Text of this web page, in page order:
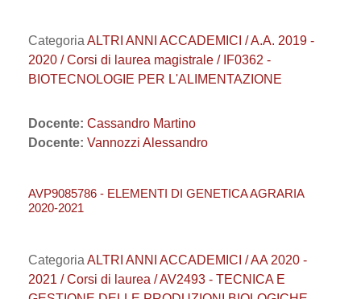
Categoria ALTRI ANNI ACCADEMICI / A.A. 2019 -
2020 / Corsi di laurea magistrale / IF0362 -
BIOTECNOLOGIE PER L'ALIMENTAZIONE
Docente: Cassandro Martino
Docente: Vannozzi Alessandro
AVP9085786 - ELEMENTI DI GENETICA AGRARIA
2020-2021
Categoria ALTRI ANNI ACCADEMICI / AA 2020 -
2021 / Corsi di laurea / AV2493 - TECNICA E